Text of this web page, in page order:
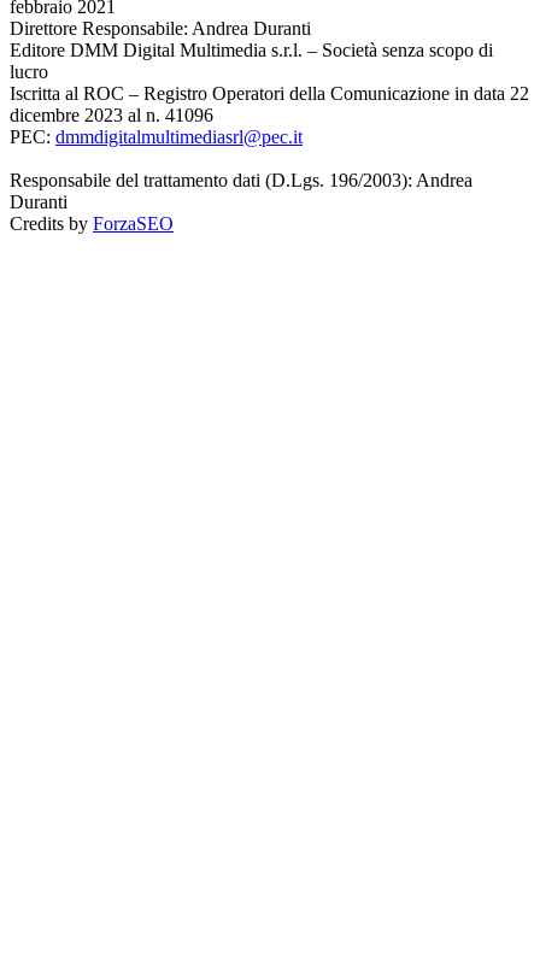
febbraio 2021
Direttore Responsabile: Andrea Duranti
Editore DMM Digital Multimedia s.r.l. – Società senza scopo di
lucro
Iscritta al ROC – Registro Operatori della Comunicazione in data 22
dicembre 2023 al n. 41096
PEC: dmmdigitalmultimediasrl@pec.it
Responsabile del trattamento dati (D.Lgs. 196/2003): Andrea
Duranti
Credits by ForzaSEO